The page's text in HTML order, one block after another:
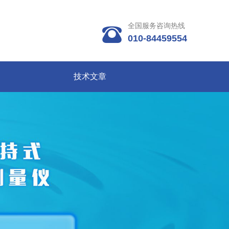
 全国服务咨询热线
010-84459554
技术文章